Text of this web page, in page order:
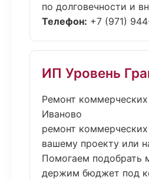
по долговечности и
Телефон: +7 (971)
ИП Уровень
Ремонт
Иваново
ремонт
вашему проекту или
Помогаем подобрать
держим бюджет под